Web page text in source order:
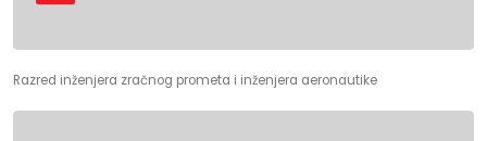
Razred inženjera zračnog prometa i inženjera aeronautike